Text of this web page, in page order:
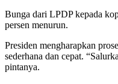
Bunga dari LPDP kepada
persen menurun.
Presiden mengharapkan
sederhana dan cepat.
pintanya.